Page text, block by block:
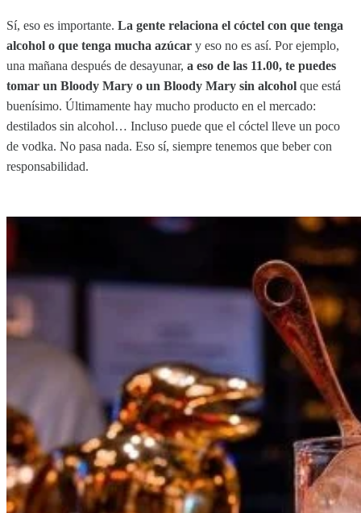
Sí, eso es importante. La gente relaciona el cóctel con que tenga
alcohol o que tenga mucha azúcar y eso no es así. Por ejemplo,
una mañana después de desayunar, a eso de las 11.00, te puedes
tomar un Bloody Mary o un Bloody Mary sin alcohol que está
buenísimo. Últimamente hay mucho producto en el mercado:
destilados sin alcohol… Incluso puede que el cóctel lleve un poco
de vodka. No pasa nada. Eso sí, siempre tenemos que beber con
responsabilidad.